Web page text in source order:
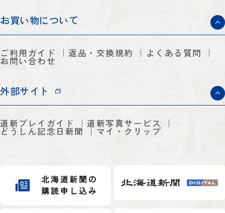
お買い物について
ご利用ガイド 返品・交換規約 よくある質問
お問い合わせ
外部サイト
道新プレイガイド 道新写真サービス
どうしん記念日新聞 マイ・クリップ